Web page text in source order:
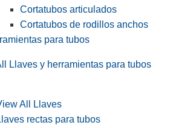
Cortatubos articulados
Cortatubos de rodillos anchos
para tubos
Llaves y herramientas para tubos
All Llaves
rectas para tubos